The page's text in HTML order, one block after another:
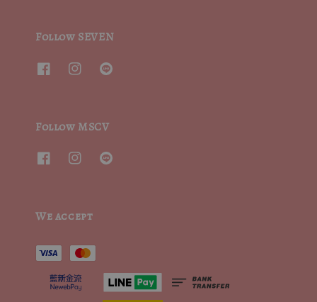
Follow SEVEN
Follow MSCV
We accept